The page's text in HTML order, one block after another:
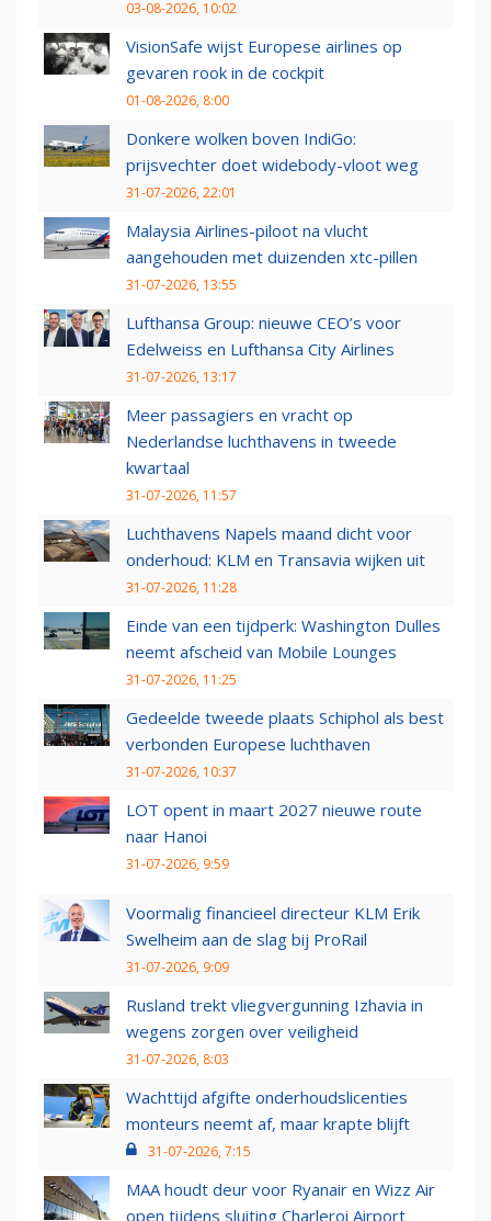
03-08-2026, 10:02
VisionSafe wijst Europese airlines op
gevaren rook in de cockpit
01-08-2026, 8:00
Donkere wolken boven IndiGo:
prijsvechter doet widebody-vloot weg
31-07-2026, 22:01
Malaysia Airlines-piloot na vlucht
aangehouden met duizenden xtc-pillen
31-07-2026, 13:55
Lufthansa Group: nieuwe CEO’s voor
Edelweiss en Lufthansa City Airlines
31-07-2026, 13:17
Meer passagiers en vracht op
Nederlandse luchthavens in tweede
kwartaal
31-07-2026, 11:57
Luchthavens Napels maand dicht voor
onderhoud: KLM en Transavia wijken uit
31-07-2026, 11:28
Einde van een tijdperk: Washington Dulles
neemt afscheid van Mobile Lounges
31-07-2026, 11:25
Gedeelde tweede plaats Schiphol als best
verbonden Europese luchthaven
31-07-2026, 10:37
LOT opent in maart 2027 nieuwe route
naar Hanoi
31-07-2026, 9:59
Voormalig financieel directeur KLM Erik
Swelheim aan de slag bij ProRail
31-07-2026, 9:09
Rusland trekt vliegvergunning Izhavia in
wegens zorgen over veiligheid
31-07-2026, 8:03
Wachttijd afgifte onderhoudslicenties
monteurs neemt af, maar krapte blijft
31-07-2026, 7:15
MAA houdt deur voor Ryanair en Wizz Air
open tijdens sluiting Charleroi Airport